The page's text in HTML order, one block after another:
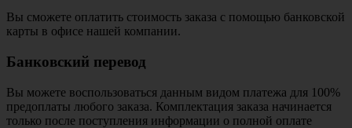
Вы сможете оплатить стоимость заказа с помощью банковской
карты в офисе нашей компании.
Банковский перевод
Вы можете воспользоваться данным видом платежа для 100%
предоплаты любого заказа. Комплектация заказа начинается
только после поступления информации о полной оплате